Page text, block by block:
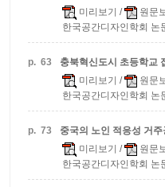
미리보기 / 원문
한국공간디자인학회
p. 63
충북혁신도시 초등학교
미리보기 / 원문
한국공간디자인학회
p. 73
중국의 노인 적응성 거
미리보기 / 원문
한국공간디자인학회